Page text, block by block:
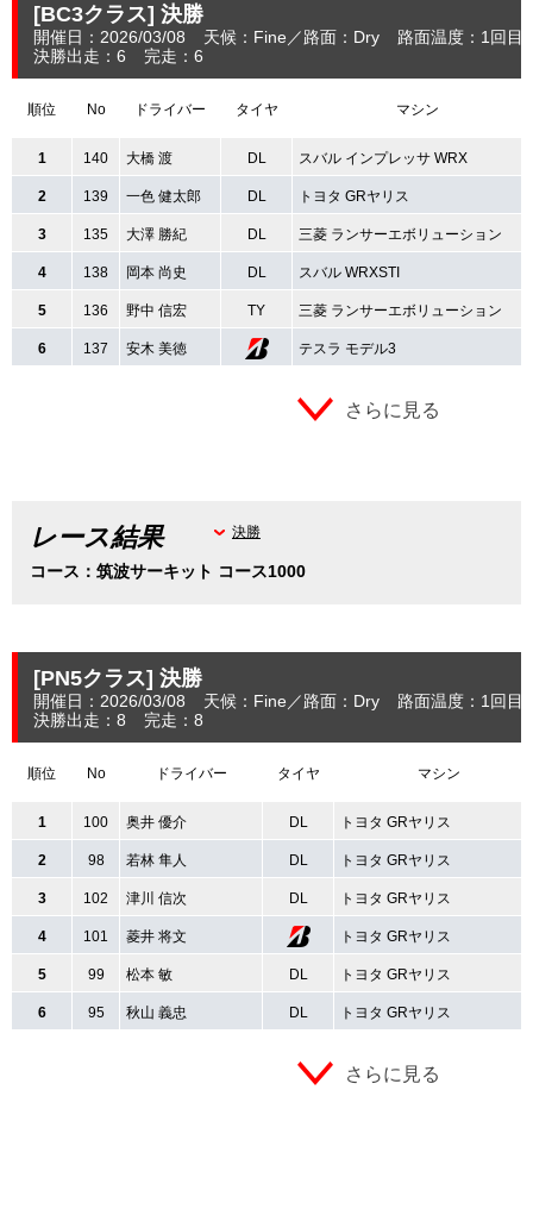
[BC3クラス] 決勝
開催日：2026/03/08 天候：Fine 路面：Dry
路面温度：1回
決勝出走：6
完走：6
順位 No ドライバー タイヤ マシン
1 140 大橋 渡 DL スバル インプレッサ WRX
2 139 一色 健太郎 DL トヨタ GRヤリス
3 135 大澤 勝紀 DL 三菱 ランサーエボリューション
4 138 岡本 尚史 DL スバル WRXSTI
5 136 野中 信宏 TY 三菱 ランサーエボリューション
6 137 安木 美徳 テスラ モデル3
さらに見る
レース結果
コース：筑波サーキット コース1000
決勝
[PN5クラス] 決勝
開催日：2026/03/08 天候：Fine 路面：Dry
路面温度：1回
決勝出走：8
完走：8
順位 No ドライバー タイヤ マシン
1 100 奥井 優介 DL トヨタ GRヤリス
2 98 若林 隼人 DL トヨタ GRヤリス
3 102 津川 信次 DL トヨタ GRヤリス
4 101 菱井 将文 トヨタ GRヤリス
5 99 松本 敏 DL トヨタ GRヤリス
6 95 秋山 義忠 DL トヨタ GRヤリス
さらに見る